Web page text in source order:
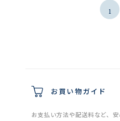
1
お買い物ガイド
お支払い方法や配送料など、